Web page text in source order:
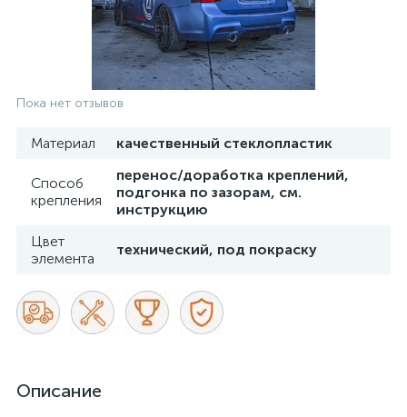
Пока нет отзывов
Материал качественный стеклопластик
Способ
крепления
перенос/доработка креплений,
подгонка по зазорам, см.
инструкцию
Цвет
элемента
технический, под покраску
Описание